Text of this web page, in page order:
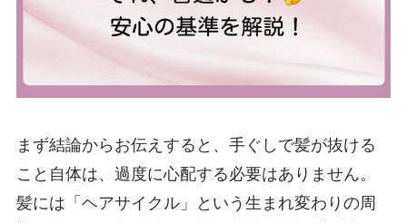
まず結論からお伝えすると、手ぐしで髪が抜ける
こと自体は、過度に心配する必要はありません。
髪には「ヘアサイクル」という生まれ変わりの周